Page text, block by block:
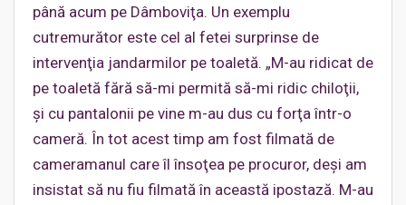
până acum pe Dâmboviţa. Un exemplu
cutremurător este cel al fetei surprinse de
intervenţia jandarmilor pe toaletă. „M-au ridicat de
pe toaletă fără să-mi permită să-mi ridic chiloţii,
şi cu pantalonii pe vine m-au dus cu forţa într-o
cameră. În tot acest timp am fost filmată de
cameramanul care îl însoţea pe procuror, deşi am
insistat să nu fiu filmată în această ipostază. M-au